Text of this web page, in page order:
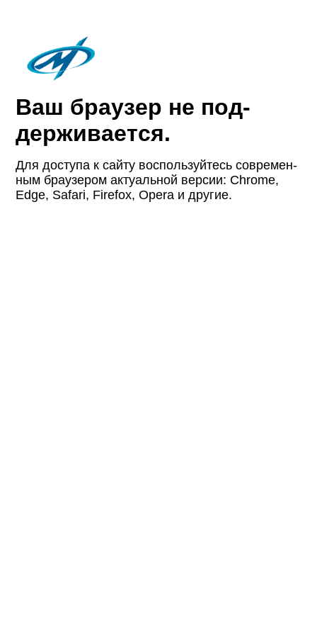
Ваш браузер не под­
держи­вается.
Для доступа к сайту восполь­зуйтесь совре­мен­
ным браузером актуаль­ной версии: Chrome,
Edge, Safari, Firefox, Opera и другие.